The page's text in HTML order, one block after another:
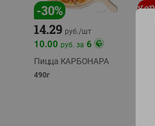
-30%
14.29 руб./шт
10.00 руб. за 6
Пицца КАРБОНАРА
490г